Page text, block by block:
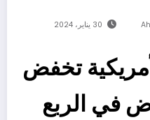
30 يناير، 2024
تخفض
في الربع